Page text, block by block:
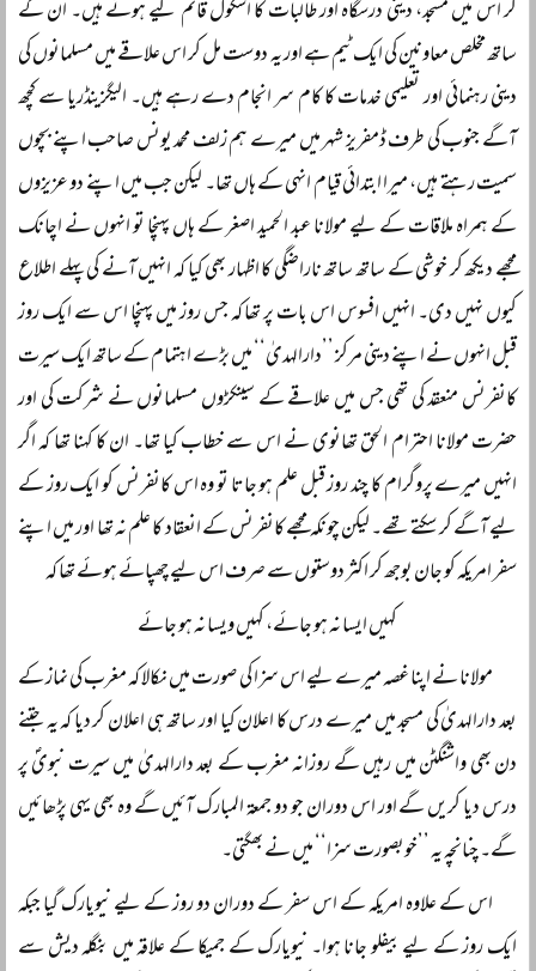
کر اس میں مسجد، دینی درسگاہ اور طالبات کا اسکول قائم کیے ہوئے ہیں۔ ان کے
ساتھ مخلص معاونین کی ایک ٹیم ہے اور یہ دوست مل کر اس علاقے میں مسلمانوں کی
دینی رہنمائی اور تعلیمی خدمات کا کام سر انجام دے رہے ہیں۔ الیگزینڈریا سے کچھ
آگے جنوب کی طرف ڈمفریز شہر میں میرے ہم زلف محمد یونس صاحب اپنے بچوں
سمیت رہتے ہیں، میرا ابتدائی قیام انہی کے ہاں تھا۔ لیکن جب میں اپنے دو عزیزوں
کے ہمراہ ملاقات کے لیے مولانا عبد الحمید اصغر کے ہاں پہنچا تو انہوں نے اچانک
مجھے دیکھ کر خوشی کے ساتھ ساتھ ناراضگی کا اظہار بھی کیا کہ انہیں آنے کی پہلے اطلاع
کیوں نہیں دی۔ انہیں افسوس اس بات پر تھا کہ جس روز میں پہنچا اس سے ایک روز
قبل انہوں نے اپنے دینی مرکز ’’دارالہدیٰ‘‘ میں بڑے اہتمام کے ساتھ ایک سیرت
کانفرنس منعقد کی تھی جس میں علاقے کے سینکڑوں مسلمانوں نے شرکت کی اور
حضرت مولانا احترام الحق تھانوی نے اس سے خطاب کیا تھا۔ ان کا کہنا تھا کہ اگر
انہیں میرے پروگرام کا چند روز قبل علم ہو جاتا تو وہ اس کانفرنس کو ایک روز کے
لیے آگے کر سکتے تھے۔ لیکن چونکہ مجھے کانفرنس کے انعقاد کا علم نہ تھا اور میں اپنے
سفر امریکہ کو جان بوجھ کر اکثر دوستوں سے صرف اس لیے چھپائے ہوئے تھا کہ
کہیں ایسا نہ ہو جائے، کہیں ویسا نہ ہو جائے
مولانا نے اپنا غصہ میرے لیے اس سزا کی صورت میں نکالا کہ مغرب کی نماز کے
بعد دارالہدیٰ کی مسجد میں میرے درس کا اعلان کیا اور ساتھ ہی اعلان کر دیا کہ یہ جتنے
دن بھی واشنگٹن میں رہیں گے روزانہ مغرب کے بعد دارالہدیٰ میں سیرت نبویؐ پر
درس دیا کریں گے اور اس دوران جو دو جمعۃ المبارک آئیں گے وہ بھی یہی پڑھائیں
گے۔ چنانچہ یہ ’’خوبصورت سزا‘‘ میں نے بھگتی۔
اس کے علاوہ امریکہ کے اس سفر کے دوران دو روز کے لیے نیویارک گیا جبکہ
ایک روز کے لیے بیفلو جانا ہوا۔ نیویارک کے جمیکا کے علاقہ میں بنگلہ دیش سے